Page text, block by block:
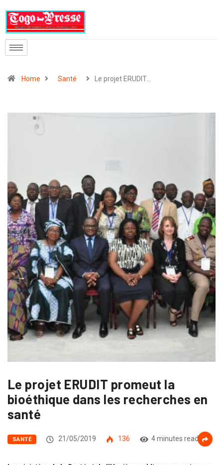
Home Santé Le projet ERUDIT…
Le projet ERUDIT promeut la
bioéthique dans les recherches en
santé
SANTÉ 21/05/2019 136 4 minutes read